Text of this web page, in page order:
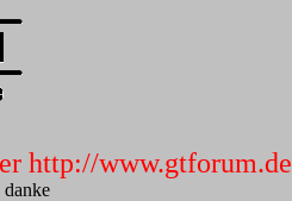
http://www.gtforum.de